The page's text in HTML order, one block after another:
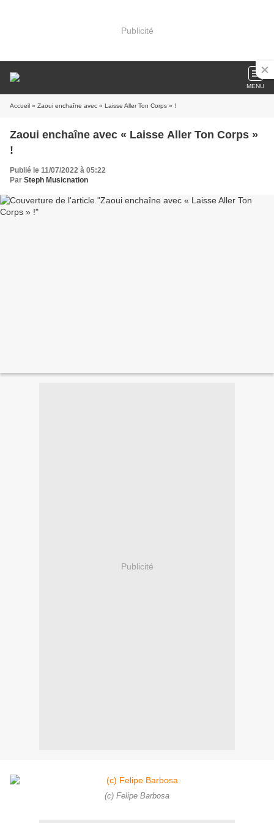
Publicité
MENU
Accueil » Zaoui enchaîne avec « Laisse Aller Ton Corps » !
Zaoui enchaîne avec « Laisse Aller Ton Corps »
!
Publié le 11/07/2022 à 05:22
Par Steph Musicnation
Publicité
(c) Felipe Barbosa